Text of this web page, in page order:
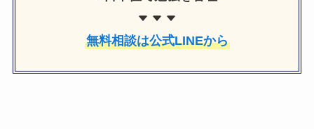
無料相談は公式LINEから